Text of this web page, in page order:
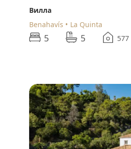
Вилла
Benahavís
La Quinta
5 5 577